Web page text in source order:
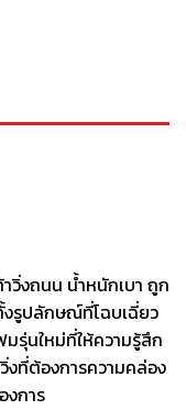
วิ่งถนน น้ำหนักเบา ถูก
งรูปลักษณ์ที่โฉบเฉี่ยว
รุ่นใหม่ที่ให้ความรู้สึก
งที่ต้องการความคล่อง
งการ